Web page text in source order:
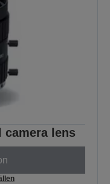
camera lens